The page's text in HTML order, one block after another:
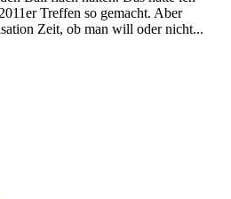
Treffen so gemacht. Aber
Zeit, ob man will oder nicht...